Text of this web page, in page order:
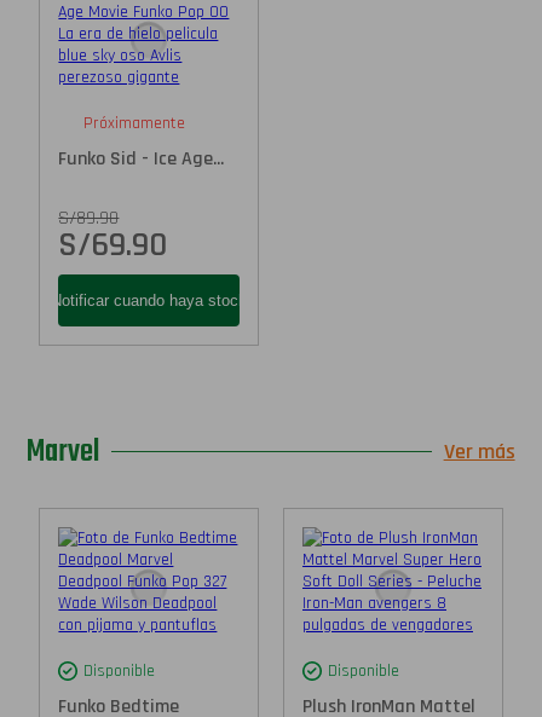
Próximamente
Funko Sid - Ice Age...
S/89.90
S/69.90
Marvel Ver más
Disponible
Funko Bedtime
Disponible
Plush IronMan Mattel